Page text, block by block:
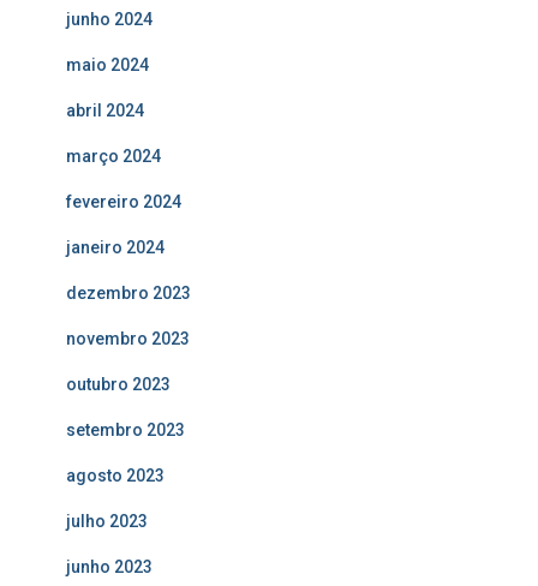
junho 2024
maio 2024
abril 2024
março 2024
fevereiro 2024
janeiro 2024
dezembro 2023
novembro 2023
outubro 2023
setembro 2023
agosto 2023
julho 2023
junho 2023